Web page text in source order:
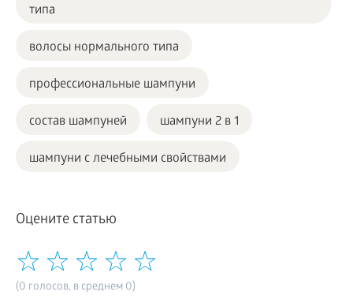
типа
волосы нормального типа
профессиональные шампуни
состав шампуней шампуни 2 в 1
шампуни с лечебными свойствами
Оцените статью
(0 голосов, в среднем 0)